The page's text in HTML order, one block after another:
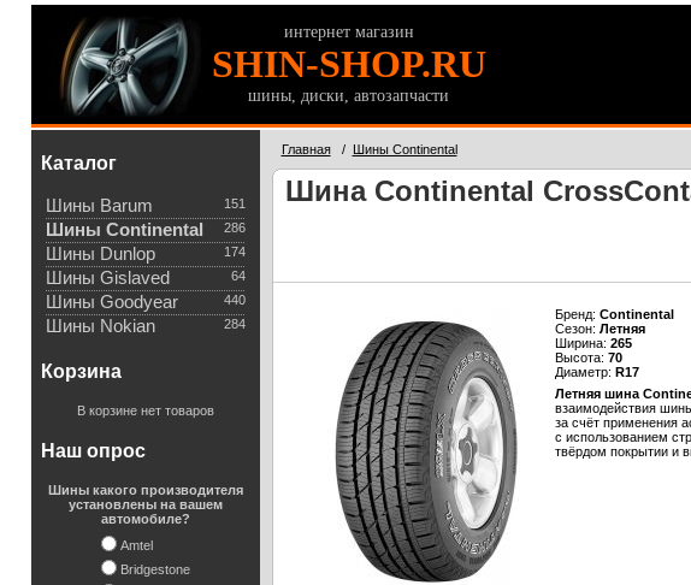
интернет магазин
SHIN-SHOP.RU
шины, диски, автозапчасти
Каталог
151
Шины Barum
286
Шины Continental
174
Шины Dunlop
64
Шины Gislaved
440
Шины Goodyear
284
Шины Nokian
Корзина
В корзине нет товаров
Наш опрос
Шины какого производителя
установлены на вашем
автомобиле?
Amtel
Bridgestone
Главная/ Шины Continental
Шина Continental
Бренд: Continental
Сезон: Летняя
Ширина: 265
Высота: 70
Диаметр: R17
Летняя шина
взаимодействия
за счёт применения
с использованием
твёрдом покрытии и